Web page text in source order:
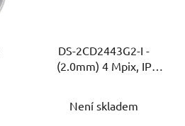
DS-2CD2443G2-I -
(2.0mm) 4 Mpix, IP
Není skladem